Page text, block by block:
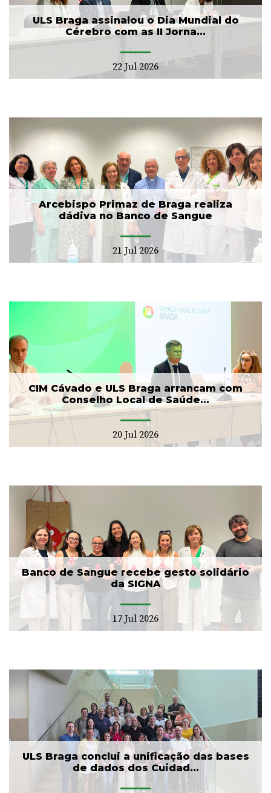
ULS Braga assinalou o Dia Mundial do
Cérebro com as II Jorna...
22 Jul 2026
Arcebispo Primaz de Braga realiza
dádiva no Banco de Sangue
21 Jul 2026
CIM Cávado e ULS Braga arrancam com
Conselho Local de Saúde...
20 Jul 2026
Banco de Sangue recebe gesto solidário
da SIGNA
17 Jul 2026
ULS Braga conclui a unificação das bases
de dados dos Cuidad...